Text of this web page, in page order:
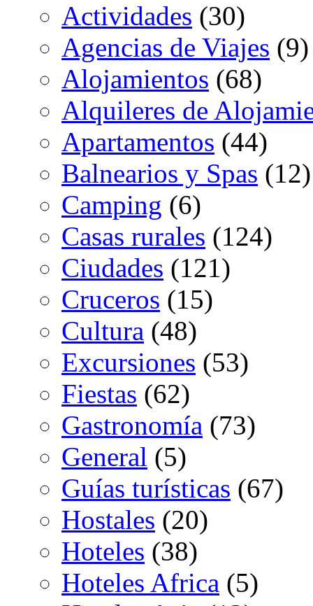
Actividades (30)
Agencias de Viajes (9)
Alojamientos (68)
Alquileres de
Apartamentos (44)
Balnearios y Spas (12)
Camping (6)
Casas rurales (124)
Ciudades (121)
Cruceros (15)
Cultura (48)
Excursiones (53)
Fiestas (62)
Gastronomía (73)
General (5)
Guías turísticas (67)
Hostales (20)
Hoteles (38)
Hoteles Africa (5)